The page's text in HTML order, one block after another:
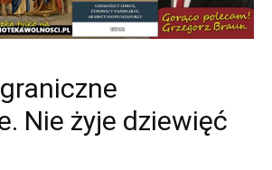
Nie żyje dziewięć